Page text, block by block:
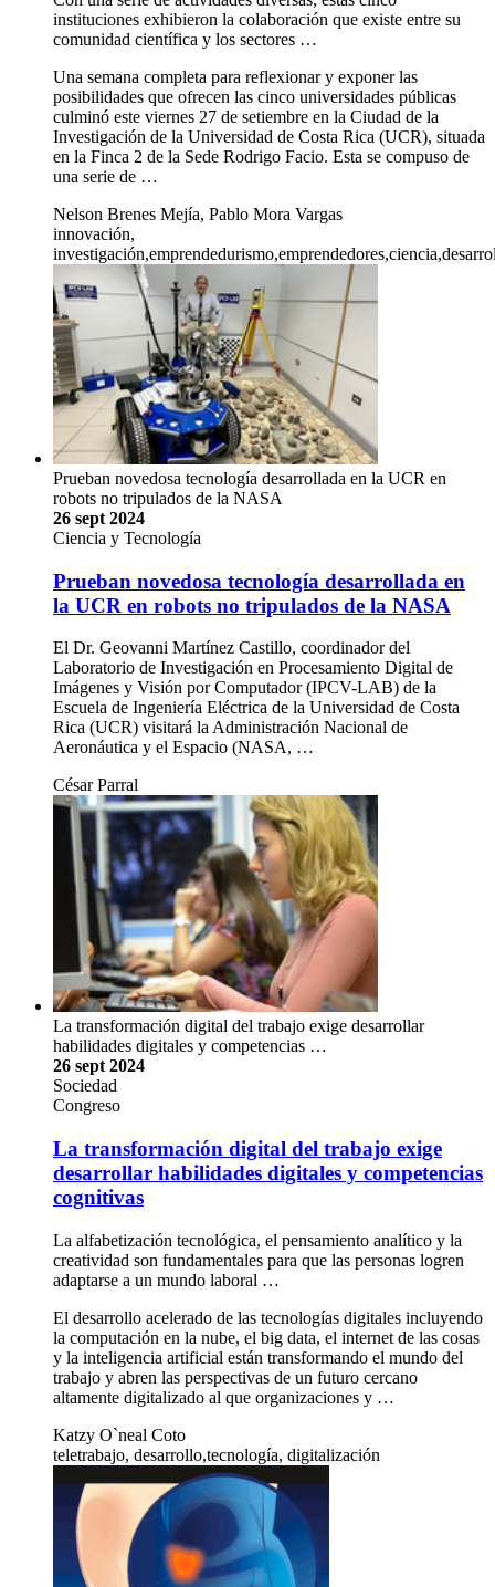
instituciones exhibieron la colaboración que existe entre su
comunidad científica y los sectores …
Una semana completa para reflexionar y exponer las
posibilidades que ofrecen las cinco universidades públicas
culminó este viernes 27 de setiembre en la Ciudad de la
Investigación de la Universidad de Costa Rica (UCR), situada
en la Finca 2 de la Sede Rodrigo Facio. Esta se compuso de
una serie de …
Nelson Brenes Mejía, Pablo Mora Vargas
innovación,
Prueban novedosa tecnología desarrollada en la UCR en
robots no tripulados de la NASA
26 sept 2024
Ciencia y Tecnología
Prueban novedosa tecnología desarrollada en
la UCR en robots no tripulados de la NASA
El Dr. Geovanni Martínez Castillo, coordinador del
Laboratorio de Investigación en Procesamiento Digital de
Imágenes y Visión por Computador (IPCV-LAB) de la
Escuela de Ingeniería Eléctrica de la Universidad de Costa
Rica (UCR) visitará la Administración Nacional de
Aeronáutica y el Espacio (NASA, …
César Parral
La transformación digital del trabajo exige desarrollar
habilidades digitales y competencias …
26 sept 2024
Sociedad
Congreso
La transformación digital del trabajo exige
desarrollar habilidades digitales y competencias
cognitivas
La alfabetización tecnológica, el pensamiento analítico y la
creatividad son fundamentales para que las personas logren
adaptarse a un mundo laboral …
El desarrollo acelerado de las tecnologías digitales incluyendo
la computación en la nube, el big data, el internet de las cosas
y la inteligencia artificial están transformando el mundo del
trabajo y abren las perspectivas de un futuro cercano
altamente digitalizado al que organizaciones y …
Katzy O`neal Coto
teletrabajo, desarrollo,tecnología, digitalización